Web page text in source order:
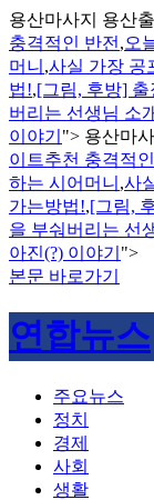
용산마사지 용산
충격적인 반전 ,오
머니 ,사실 가장 공
법!,[그림, 후방]
버리는 선생님 소
이야기 "> 용산마
이트추천 충격적
하는 시어머니 ,사
가는방법!,[그림,
을 부숴버리는 선
아진(?) 이야기 ">
본문 바로가기
연합뉴스
주요뉴스
정치
경제
사회
생활